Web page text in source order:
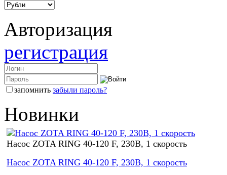
Авторизация
регистрация
запомнить забыли пароль?
Новинки
Насос ZOTA RING 40-120 F, 230В, 1 скорость
Насос ZOTA RING 40-120 F, 230В, 1 скорость